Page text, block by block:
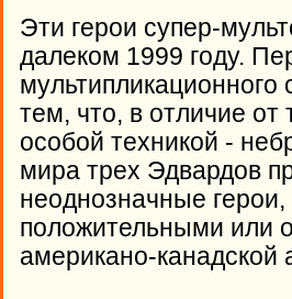
Эти герои супер-
далеком 1999 году.
тем, что, в отличие
особой техникой -
мира трех Эдвардов
неоднозначные
положительными или
американо-канадской